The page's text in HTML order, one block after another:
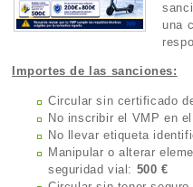
una
Importes de las sanciones:
Circular sin certificado
No inscribir el VMP en
No llevar etiqueta
Manipular o alterar
seguridad vial: 500 €